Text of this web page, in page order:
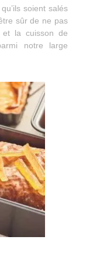
soient salés
sûr de ne pas
et la cuisson de
notre large